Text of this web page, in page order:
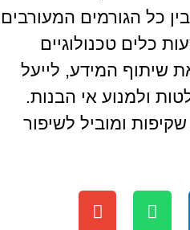
כל הגורמים המעורבים
כלים טכנולוגיים
שיתוף המידע, לייעל
ולמנוע אי הבנות.
ומוביל לשיפור